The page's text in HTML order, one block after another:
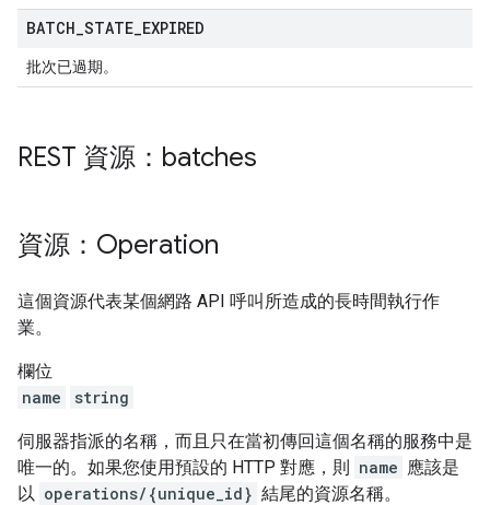
BATCH STATE EXPIRED
批次已過期。
REST 資源：batches
資源：Operation
這個資源代表某個網路 API 呼叫所造成的長時間執行作
業。
欄位
name
string
伺服器指派的名稱，而且只在當初傳回這個名稱的服務中是
唯一的。如果您使用預設的 HTTP 對應，則 name 應該是
以 operations/{unique_id} 結尾的資源名稱。